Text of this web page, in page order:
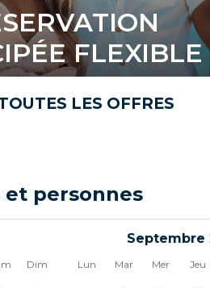
FLEXIBLE
LES OFFRES
personnes
Dim
Septembre
Lun Mar Mer Jeu